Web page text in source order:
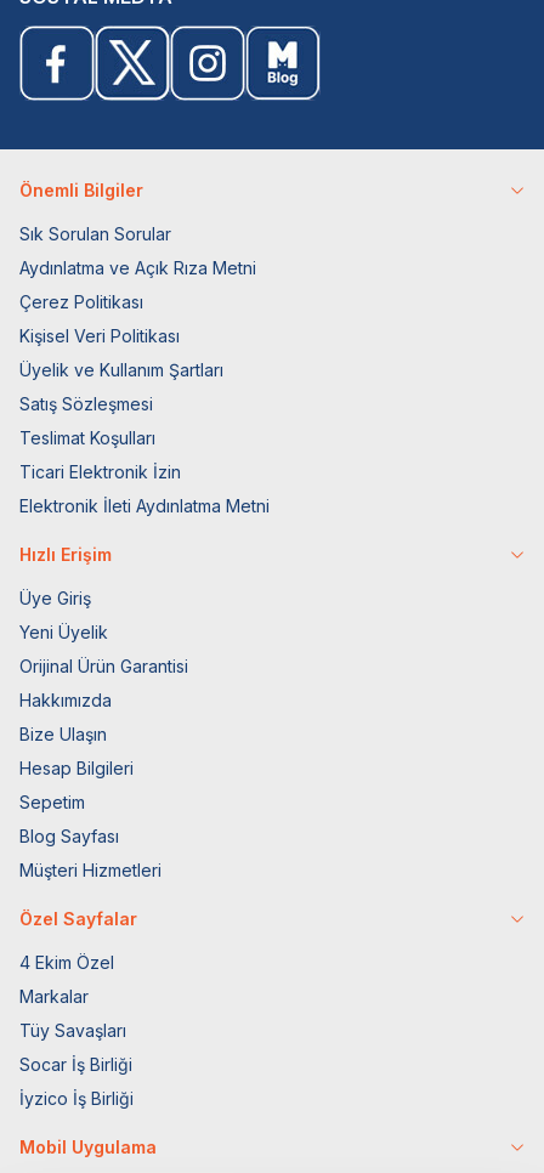
Önemli Bilgiler
Sık Sorulan Sorular
Aydınlatma ve Açık Rıza Metni
Çerez Politikası
Kişisel Veri Politikası
Üyelik ve Kullanım Şartları
Satış Sözleşmesi
Teslimat Koşulları
Ticari Elektronik İzin
Elektronik İleti Aydınlatma Metni
Hızlı Erişim
Üye Giriş
Yeni Üyelik
Orijinal Ürün Garantisi
Hakkımızda
Bize Ulaşın
Hesap Bilgileri
Sepetim
Blog Sayfası
Müşteri Hizmetleri
Özel Sayfalar
4 Ekim Özel
Markalar
Tüy Savaşları
Socar İş Birliği
İyzico İş Birliği
Mobil Uygulama